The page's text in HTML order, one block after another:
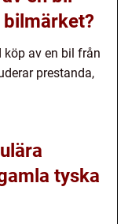
av en bil från
prestanda,
tyska